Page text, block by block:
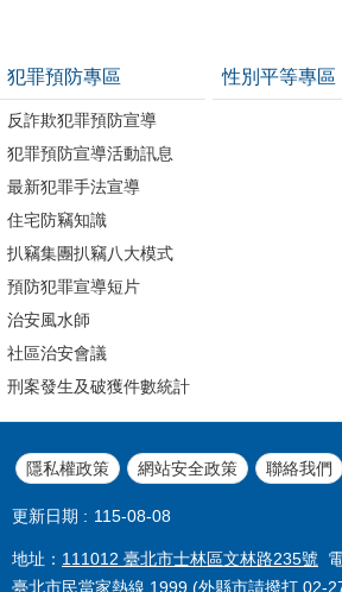
犯罪預防專區
反詐欺犯罪預防宣導
犯罪預防宣導活動訊息
最新犯罪手法宣導
住宅防竊知識
扒竊集團扒竊八大模式
預防犯罪宣導短片
治安風水師
社區治安會議
刑案發生及破獲件數統計
性別平等專區
隱私權政策 網站安全政策 聯絡我們
更新日期 115-08-08
地址： 111012 臺北市士林區文林路235號
臺北市民當家熱線 1999 (外縣市請撥打 02-